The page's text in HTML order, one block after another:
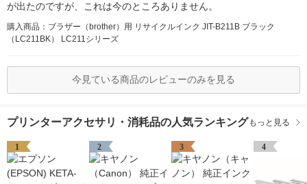
が出たのですが、これは今のところありません。
購入商品：ブラザー（brother）用 リサイクルインク JIT-B211B ブラック
（LC211BK） LC211シリーズ
今見ている商品のレビューのみを見る
プリンターアクセサリ・消耗品の人気ランキング もっと見る
1 2 3 4